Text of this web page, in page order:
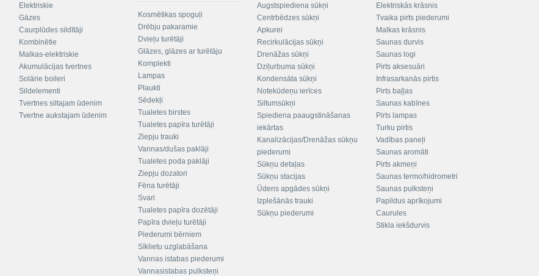
Elektriskie
Gāzes
Caurplūdes sildītāji
Kombinētie
Malkas-elektriskie
Akumulācijas tvertnes
Solārie boileri
Sildelementi
Tvertnes siltajam ūdenim
Tvertne aukstajam ūdenim
Kosmētikas spoguļi
Drēbju pakaramie
Dvieļu turētāji
Glāzes, glāzes ar turētāju
Komplekti
Lampas
Plaukti
Sēdekļi
Tualetes birstes
Tualetes papīra turētāji
Ziepju trauki
Vannas/dušas paklāji
Tualetes poda paklāji
Ziepju dozatori
Fēna turētāji
Svari
Tualetes papīra dozētāji
Papīra dvieļu turētāji
Piederumi bērniem
Sīklietu uzglabāšana
Vannas istabas piederumi
Vannasistabas pulksteņi
Augstspiediena sūkņi
Centrbēdzes sūkņi
Apkurei
Recirkulācijas sūkņi
Drenāžas sūkņi
Dziļurbuma sūkņi
Kondensāta sūkņi
Notekūdeņu ierīces
Siltumsūkņi
Spiediena paaugstināšanas
iekārtas
Kanalizācijas/Drenāžas sūkņu
piederumi
Sūkņu detaļas
Sūkņu stacijas
Ūdens apgādes sūkņi
Izplešānās trauki
Sūkņu piederumi
Elektriskās krāsnis
Tvaika pirts piederumi
Malkas krāsnis
Saunas durvis
Saunas logi
Pirts aksesuāri
Infrasarkanās pirtis
Pirts baļļas
Saunas kabīnes
Pirts lampas
Turku pirtis
Vadības paneļi
Saunas aromāti
Pirts akmeņi
Saunas termo/hidrometri
Saunas pulksteņi
Papildus aprīkojumi
Caurules
Stikla iekšdurvis